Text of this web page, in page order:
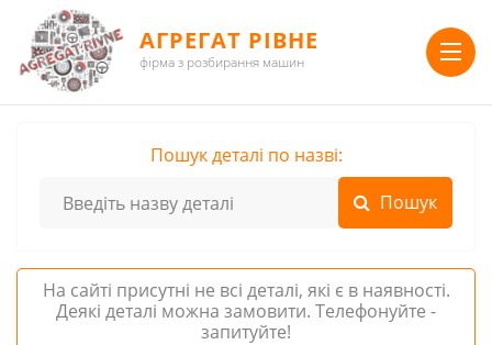
АГРЕГАТ РІВНЕ
фірма з розбирання машин
Пошук деталі по назві:
На сайті присутні не всі деталі, які є в наявності.
Деякі деталі можна замовити. Телефонуйте -
запитуйте!